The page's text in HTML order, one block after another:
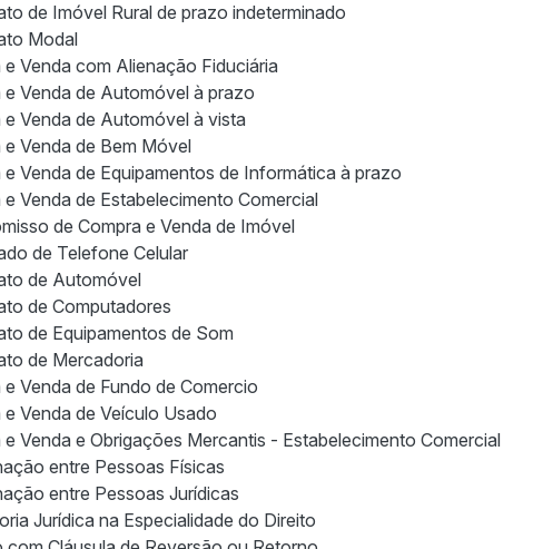
de Imóvel Rural de prazo indeterminado
Modal
Venda com Alienação Fiduciária
Venda de Automóvel à prazo
Venda de Automóvel à vista
Venda de Bem Móvel
Venda de Equipamentos de Informática à prazo
Venda de Estabelecimento Comercial
de Compra e Venda de Imóvel
de Telefone Celular
de Automóvel
de Computadores
de Equipamentos de Som
de Mercadoria
Venda de Fundo de Comercio
Venda de Veículo Usado
Venda e Obrigações Mercantis - Estabelecimento Comercial
entre Pessoas Físicas
entre Pessoas Jurídicas
Jurídica na Especialidade do Direito